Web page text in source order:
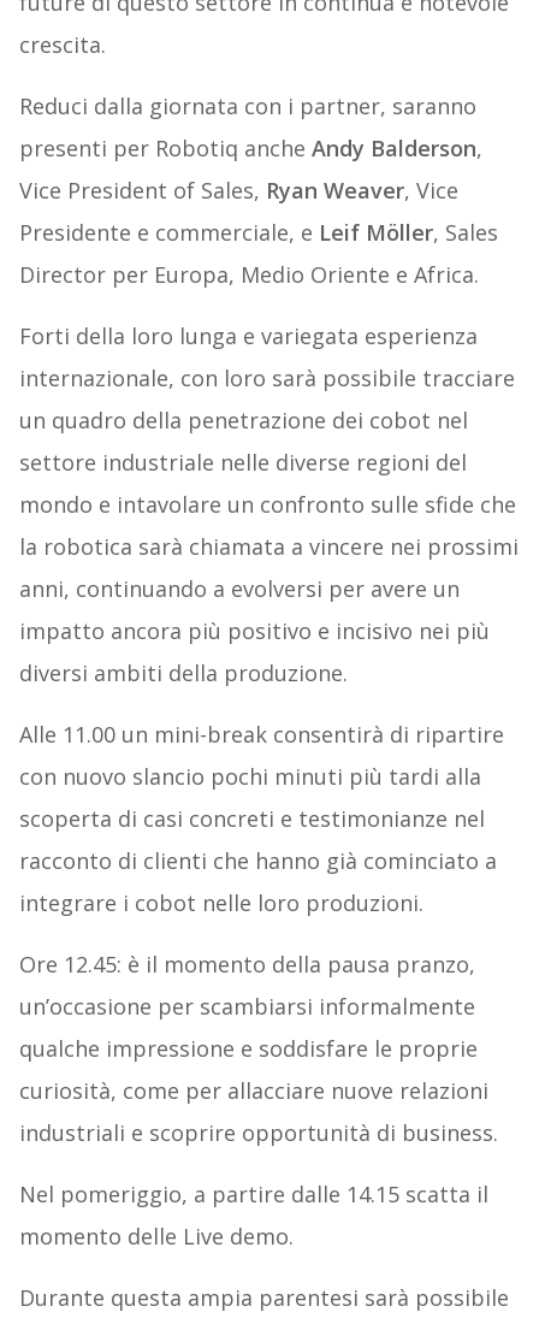
crescita.
Reduci dalla giornata con i partner, saranno
presenti per Robotiq anche Andy Balderson,
Vice President of Sales, Ryan Weaver, Vice
Presidente e commerciale, e Leif Möller, Sales
Director per Europa, Medio Oriente e Africa.
Forti della loro lunga e variegata esperienza
internazionale, con loro sarà possibile tracciare
un quadro della penetrazione dei cobot nel
settore industriale nelle diverse regioni del
mondo e intavolare un confronto sulle sfide che
la robotica sarà chiamata a vincere nei prossimi
anni, continuando a evolversi per avere un
impatto ancora più positivo e incisivo nei più
diversi ambiti della produzione.
Alle 11.00 un mini-break consentirà di ripartire
con nuovo slancio pochi minuti più tardi alla
scoperta di casi concreti e testimonianze nel
racconto di clienti che hanno già cominciato a
integrare i cobot nelle loro produzioni.
Ore 12.45: è il momento della pausa pranzo,
un’occasione per scambiarsi informalmente
qualche impressione e soddisfare le proprie
curiosità, come per allacciare nuove relazioni
industriali e scoprire opportunità di business.
Nel pomeriggio, a partire dalle 14.15 scatta il
momento delle Live demo.
Durante questa ampia parentesi sarà possibile